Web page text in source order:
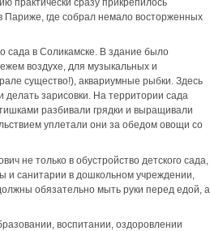
практически сразу прикрепилось
Париже, где собрал немало восторженных
сада в Соликамске. В здание было
воздухе, для музыкальных и
существо!), аквариумные рыбки. Здесь
зарисовки. На территории сада
разбивали грядки и выращивали
уплетали они за обедом овощи со
не только в обустройство детского сада,
и санитарии в дошкольном учреждении,
обязательно мыть руки перед едой, а
воспитании, оздоровлении